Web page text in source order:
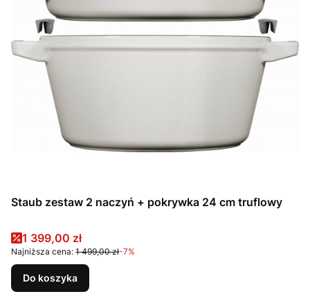
Staub zestaw 2 naczyń + pokrywka 24 cm truflowy
Cena promocyjna
1 399,00 zł
Najniższa cena: 1 499,00 zł-7%
Do koszyka